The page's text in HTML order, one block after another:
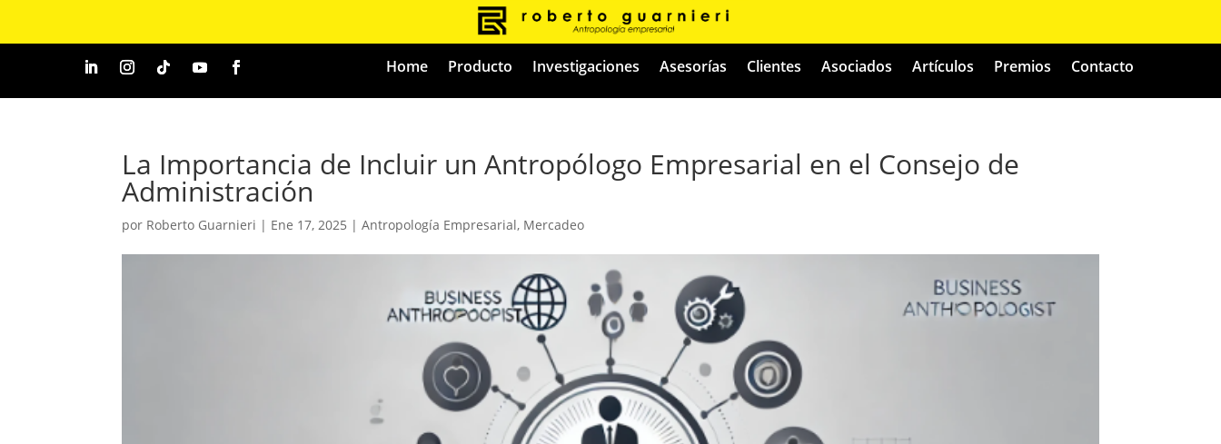
Home Producto Investigaciones Asesorías Clientes Asociados Artículos Premios Contacto
La Importancia de Incluir un Antropólogo Empresarial en el Consejo de
Administración
por Roberto Guarnieri | Ene 17, 2025 |Antropología Empresarial, Mercadeo